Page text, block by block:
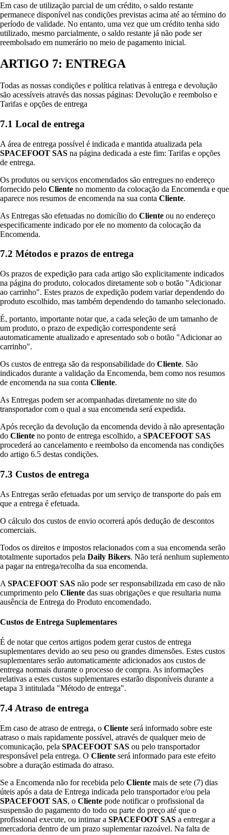
Em caso de utilização parcial de um crédito, o saldo restante
permanece disponível nas condições previstas acima até ao término do
período de validade. No entanto, uma vez que um crédito tenha sido
utilizado, mesmo parcialmente, o saldo restante já não pode ser
reembolsado em numerário no meio de pagamento inicial.
ARTIGO 7: ENTREGA
Todas as nossas condições e política relativas à entrega e devolução
são acessíveis através das nossas páginas: Devolução e reembolso e
Tarifas e opções de entrega
7.1 Local de entrega
A área de entrega possível é indicada e mantida atualizada pela
SPACEFOOT SAS na página dedicada a este fim: Tarifas e opções
de entrega.
Os produtos ou serviços encomendados são entregues no endereço
fornecido pelo Cliente no momento da colocação da Encomenda e que
aparece nos resumos de encomenda na sua conta Cliente.
As Entregas são efetuadas no domicílio do Cliente ou no endereço
especificamente indicado por ele no momento da colocação da
Encomenda.
7.2 Métodos e prazos de entrega
Os prazos de expedição para cada artigo são explicitamente indicados
na página do produto, colocados diretamente sob o botão "Adicionar
ao carrinho". Estes prazos de expedição podem variar dependendo do
produto escolhido, mas também dependendo do tamanho selecionado.
É, portanto, importante notar que, a cada seleção de um tamanho de
um produto, o prazo de expedição correspondente será
automaticamente atualizado e apresentado sob o botão "Adicionar ao
carrinho".
Os custos de entrega são da responsabilidade do Cliente. São
indicados durante a validação da Encomenda, bem como nos resumos
de encomenda na sua conta Cliente.
As Entregas podem ser acompanhadas diretamente no site do
transportador com o qual a sua encomenda será expedida.
Após receção da devolução da encomenda devido à não apresentação
do Cliente no ponto de entrega escolhido, a SPACEFOOT SAS
procederá ao cancelamento e reembolso da encomenda nas condições
do artigo 6.5 destas condições.
7.3 Custos de entrega
As Entregas serão efetuadas por um serviço de transporte do país em
que a entrega é efetuada.
O cálculo dos custos de envio ocorrerá após dedução de descontos
comerciais.
Todos os direitos e impostos relacionados com a sua encomenda serão
totalmente suportados pela Daily Bikers. Não terá nenhum suplemento
a pagar na entrega/recolha da sua encomenda.
A SPACEFOOT SAS não pode ser responsabilizada em caso de não
cumprimento pelo Cliente das suas obrigações e que resultaria numa
ausência de Entrega do Produto encomendado.
Custos de Entrega Suplementares
É de notar que certos artigos podem gerar custos de entrega
suplementares devido ao seu peso ou grandes dimensões. Estes custos
suplementares serão automaticamente adicionados aos custos de
entrega normais durante o processo de compra. As informações
relativas a estes custos suplementares estarão disponíveis durante a
etapa 3 intitulada "Método de entrega".
7.4 Atraso de entrega
Em caso de atraso de entrega, o Cliente será informado sobre este
atraso o mais rapidamente possível, através de qualquer meio de
comunicação, pela SPACEFOOT SAS ou pelo transportador
responsável pela entrega. O Cliente será informado para este efeito
sobre a duração estimada do atraso.
Se a Encomenda não for recebida pelo Cliente mais de sete (7) dias
úteis após a data de Entrega indicada pelo transportador e/ou pela
SPACEFOOT SAS, o Cliente pode notificar o profissional da
suspensão do pagamento do todo ou parte do preço até que o
profissional execute, ou intimar a SPACEFOOT SAS a entregar a
mercadoria dentro de um prazo suplementar razoável. Na falta de